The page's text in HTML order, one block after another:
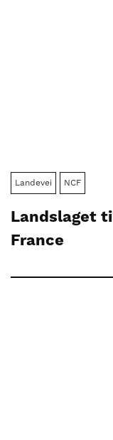
Landevei NCF
Landslaget
France